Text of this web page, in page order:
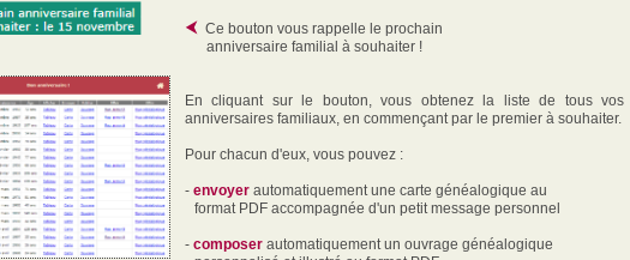
⮜ Ce bouton vous rappelle le prochain
anniversaire familial à souhaiter !
En cliquant sur le bouton, vous obtenez la liste de tous vos
anniversaires familiaux, en commençant par le premier à souhaiter.
Pour chacun d'eux, vous pouvez :
- envoyer automatiquement une carte généalogique au
format PDF accompagnée d'un petit message personnel
- composer automatiquement un ouvrage généalogique